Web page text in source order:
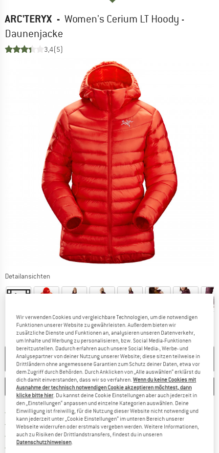
ARC'TERYX - Women's Cerium LT Hoody -
Daunenjacke
3,4(5)
Detailansichten
NICHT MEHR LIEFERBAR
MERKEN VERGLEICHEN
Portofrei ab 69 € (DE)Finde mehr Informationen zu den
100 Tage RückgaberechtGehe hier zu den Rückgabe-
Kauf auf RechnungFinde die Zahlungs-Infos hier! Öffnet
Trusted Shops Käuferschutz
Wir verwenden Cookies und vergleichbare Technologien, um die notwendigen
Funktionen unserer Website zu gewährleisten. Außerdem bieten wir
zusätzliche Dienste und Funktionen an, analysieren unseren Datenverkehr,
um Inhalte und Werbung zu personalisieren, bzw. Social Media-Funktionen
bereitzustellen. Dadurch erfahren auch unsere Social Media-, Werbe- und
Analysepartner von deiner Nutzung unserer Website; diese sitzen teilweise in
Drittländern ohne angemessene Garantien zum Schutz deiner Daten, etwa vor
dem Zugriff durch Behörden. Durch Anklicken von „Alle auswählen“ erklärst du
dich damit einverstanden, dass wir so verfahren.Wenn du keine Cookies mit
Ausnahme der technisch notwendigen Cookie akzeptieren möchtest, dann
klicke bitte hier. Du kannst deine Cookie Einstellungen aber auch jederzeit in
den „Einstellungen“ anpassen und einzelne Kategorien auswählen. Deine
Einwilligung ist freiwillig, für die Nutzung dieser Website nicht notwendig und
kann jederzeit unter „Cookie Einstellungen“ im unteren Bereich unserer
Webseite widerrufen oder erstmals vergeben werden. Weitere Informationen,
auch zu Risiken der Drittlandstransfers, findest du in unseren
Datenschutzhinweisen.